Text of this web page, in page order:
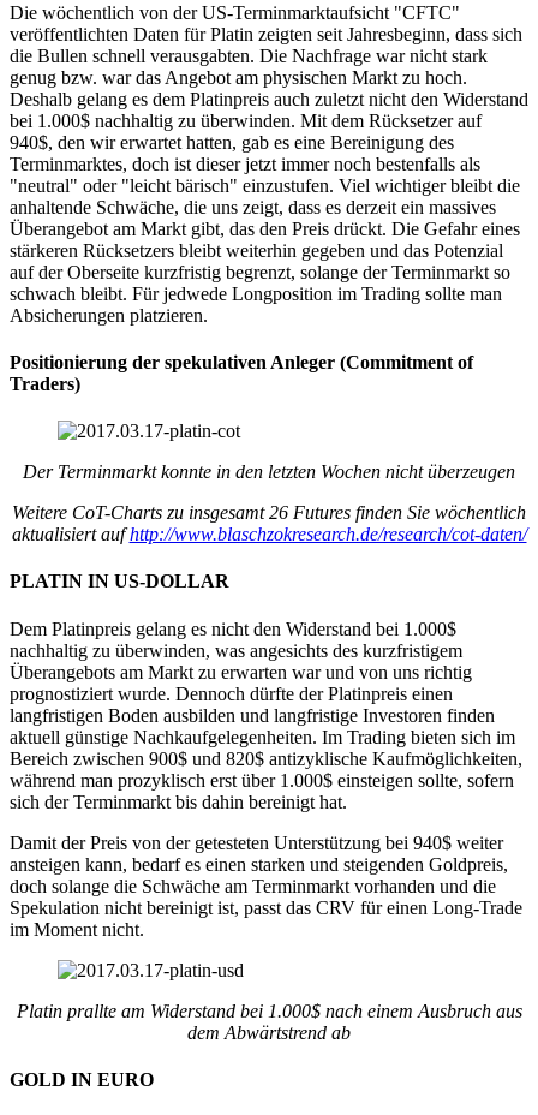
Die wöchentlich von der US-Terminmarktaufsicht "CFTC"
veröffentlichten Daten für Platin zeigten seit Jahresbeginn, dass sich
die Bullen schnell verausgabten. Die Nachfrage war nicht stark
genug bzw. war das Angebot am physischen Markt zu hoch.
Deshalb gelang es dem Platinpreis auch zuletzt nicht den Widerstand
bei 1.000$ nachhaltig zu überwinden. Mit dem Rücksetzer auf
940$, den wir erwartet hatten, gab es eine Bereinigung des
Terminmarktes, doch ist dieser jetzt immer noch bestenfalls als
"neutral" oder "leicht bärisch" einzustufen. Viel wichtiger bleibt die
anhaltende Schwäche, die uns zeigt, dass es derzeit ein massives
Überangebot am Markt gibt, das den Preis drückt. Die Gefahr eines
stärkeren Rücksetzers bleibt weiterhin gegeben und das Potenzial
auf der Oberseite kurzfristig begrenzt, solange der Terminmarkt so
schwach bleibt. Für jedwede Longposition im Trading sollte man
Absicherungen platzieren.
Positionierung der spekulativen Anleger (Commitment of
Traders)
Der Terminmarkt konnte in den letzten Wochen nicht überzeugen
Weitere CoT-Charts zu insgesamt 26 Futures finden Sie wöchentlich
aktualisiert aufhttp://www.blaschzokresearch.de/research/cot-daten/
PLATIN IN US-DOLLAR
Dem Platinpreis gelang es nicht den Widerstand bei 1.000$
nachhaltig zu überwinden, was angesichts des kurzfristigem
Überangebots am Markt zu erwarten war und von uns richtig
prognostiziert wurde. Dennoch dürfte der Platinpreis einen
langfristigen Boden ausbilden und langfristige Investoren finden
aktuell günstige Nachkaufgelegenheiten. Im Trading bieten sich im
Bereich zwischen 900$ und 820$ antizyklische Kaufmöglichkeiten,
während man prozyklisch erst über 1.000$ einsteigen sollte, sofern
sich der Terminmarkt bis dahin bereinigt hat.
Damit der Preis von der getesteten Unterstützung bei 940$ weiter
ansteigen kann, bedarf es einen starken und steigenden Goldpreis,
doch solange die Schwäche am Terminmarkt vorhanden und die
Spekulation nicht bereinigt ist, passt das CRV für einen Long-Trade
im Moment nicht.
Platin prallte am Widerstand bei 1.000$ nach einem Ausbruch aus
dem Abwärtstrend ab
GOLD IN EURO